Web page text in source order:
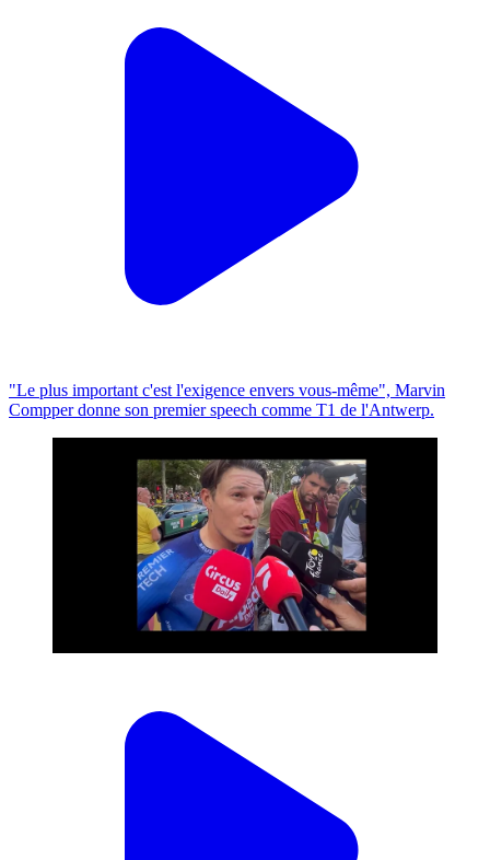
"Le plus important c'est l'exigence envers vous-même", Marvin
Compper donne son premier speech comme T1 de l'Antwerp.